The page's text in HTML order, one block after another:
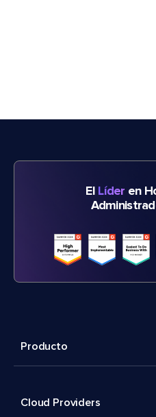
El Líder en
Producto
Cloud Providers